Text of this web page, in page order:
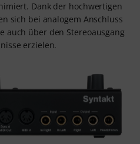
Dank der hochwertigen
sich bei analogem Anschluss
auch über den Stereoausgang
erzielen.